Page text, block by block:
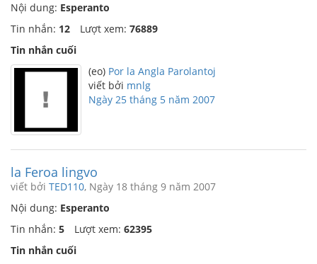
Nội dung: Esperanto
Tin nhắn: 12 Lượt xem: 76889
Tin nhắn cuối
(eo) Por la Angla Parolantoj
viết bởi mnlg
Ngày 25 tháng 5 năm 2007
la Feroa lingvo
viết bởi TED110, Ngày 18 tháng 9 năm 2007
Nội dung: Esperanto
Tin nhắn: 5 Lượt xem: 62395
Tin nhắn cuối